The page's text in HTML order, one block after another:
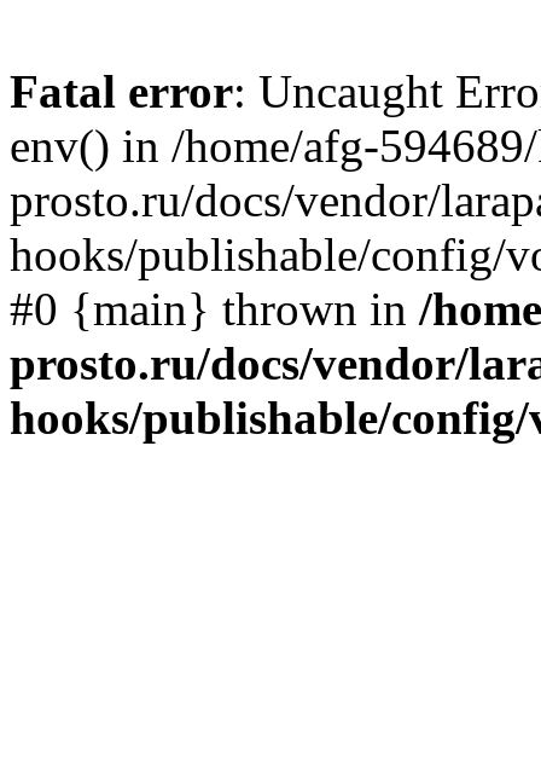
Fatal error: Uncaught
env() in /home/afg-
prosto.ru/docs/vendor/
hooks/publishable/config/
#0 {main} thrown in /
prosto.ru/docs/vendor/
hooks/publishable/